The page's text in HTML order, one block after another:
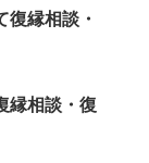
復縁相談・
縁相談・復